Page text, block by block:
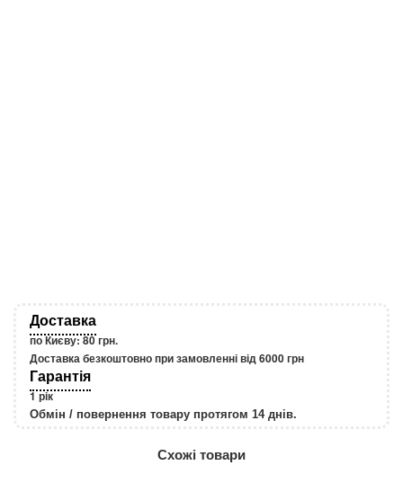
Доставка
по Києву: 80 грн.
Доставка безкоштовно при замовленні від 6000 грн
Гарантія
1 рік
Обмін / повернення товару протягом 14 днів.
Схожі товари